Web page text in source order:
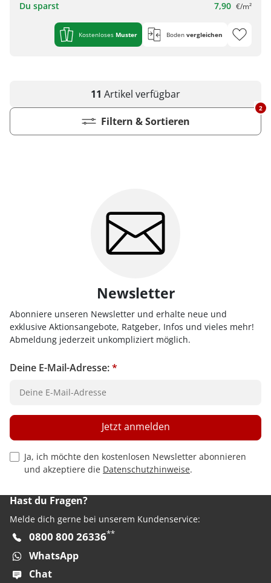
Du sparst 7,90 €/m²
Kostenloses Muster Boden vergleichen
11 Artikel verfügbar
Filtern & Sortieren
2
Newsletter
Abonniere unseren Newsletter und erhalte neue und
exklusive Aktionsangebote, Ratgeber, Infos und vieles mehr!
Abmeldung jederzeit unkompliziert möglich.
Deine E-Mail-Adresse:*
Privacy Policy Checkbox
Ja, ich möchte den kostenlosen Newsletter abonnieren
und akzeptiere die Datenschutzhinweise.
Jetzt anmelden
Hast du Fragen?
Melde dich gerne bei unserem Kundenservice:
0800 800 26336**
WhatsApp
Chat